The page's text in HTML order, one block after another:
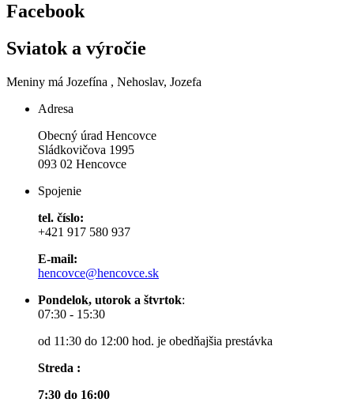
Facebook
Sviatok a výročie
Meniny má Jozefína , Nehoslav, Jozefa
Adresa
Obecný úrad Hencovce
Sládkovičova 1995
093 02 Hencovce
Spojenie
tel. číslo:
+421 917 580 937
E-mail:
hencovce@hencovce.sk
Pondelok, utorok a štvrtok:
07:30 - 15:30
od 11:30 do 12:00 hod. je obedňajšia prestávka
Streda :
7:30 do 16:00